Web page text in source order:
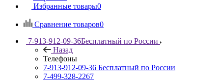
Избранные товары0
Сравнение товаров0
7-913-912-09-36Бесплатный по России
Назад
Телефоны
7-913-912-09-36 Бесплатный по России
7-499-328-2267